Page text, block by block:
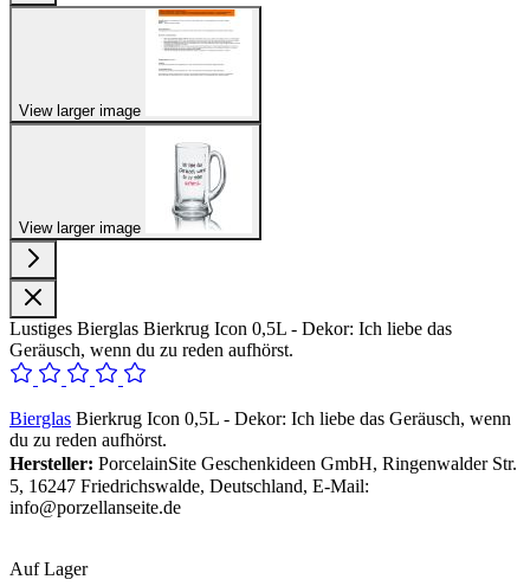
View larger image
View larger image
Lustiges Bierglas Bierkrug Icon 0,5L - Dekor: Ich liebe das
Geräusch, wenn du zu reden aufhörst.
Bierglas Bierkrug Icon 0,5L - Dekor: Ich liebe das Geräusch, wenn
du zu reden aufhörst.
Hersteller: PorcelainSite Geschenkideen GmbH, Ringenwalder Str.
5, 16247 Friedrichswalde, Deutschland, E-Mail:
info@porzellanseite.de
Auf Lager